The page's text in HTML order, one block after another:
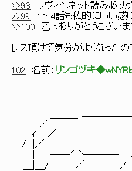
>>98 レヴィベネット読みあり
>>99
1～4話も私的にいい感
>>100 乙っありがとうございま
レス頂けて気分がよくなった
102 名前： リンゴヅキ
／￣￣￣ ￣
ィ´ ／￣￣￣
.. / |
| | r―一'⌒
|＿|＿/